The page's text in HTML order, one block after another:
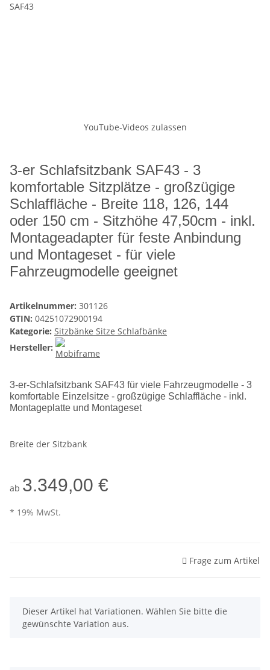
SAF43
YouTube-Videos zulassen
3-er Schlafsitzbank SAF43 - 3
komfortable Sitzplätze - großzügige
Schlaffläche - Breite 118, 126, 144
oder 150 cm - Sitzhöhe 47,50cm - inkl.
Montageadapter für feste Anbindung
und Montageset - für viele
Fahrzeugmodelle geeignet
Artikelnummer: 301126
GTIN: 04251072900194
Kategorie: Sitzbänke Sitze Schlafbänke
Hersteller:
3-er-Schlafsitzbank SAF43 für viele Fahrzeugmodelle - 3
komfortable Einzelsitze - großzügige Schlaffläche - inkl.
Montageplatte und Montageset
Breite der Sitzbank
ab 3.349,00 €
* 19% MwSt.
Frage zum Artikel
x
Dieser Artikel hat Variationen. Wählen Sie bitte die
gewünschte Variation aus.